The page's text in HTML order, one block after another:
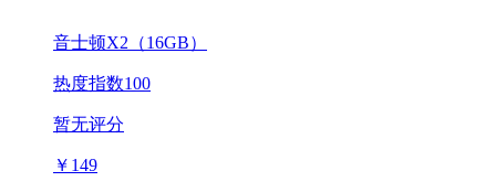
音士顿X2（16GB）
热度指数100
暂无评分
￥ 149